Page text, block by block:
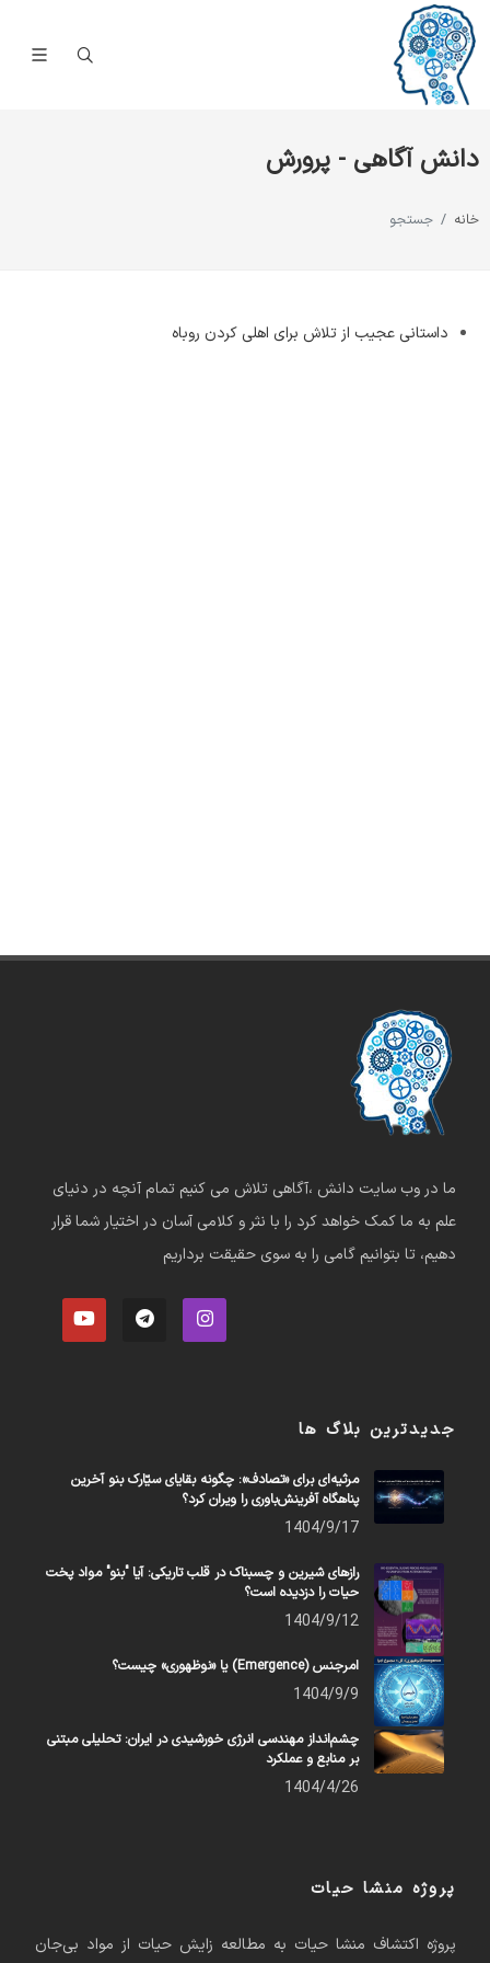
دانش آگاهی - پرورش
خانه جستجو
داستانی عجیب از تلاش برای اهلی کردن روباه
ما در وب سایت دانش ،آگاهی تلاش می کنیم تمام آنچه در دنیای
علم به ما کمک خواهد کرد را با نثر و کلامی آسان در اختیار شما قرار
دهیم، تا بتوانیم گامی را به سوی حقیقت برداریم
جدیدترین بلاگ ها
مرثیه‌ای برای «تصادف»: چگونه بقایای سیّارک بنو آخرین
پناهگاه آفرینش‌باوری را ویران کرد؟
1404/9/17
رازهای شیرین و چسبناک در قلب تاریکی: آیا "بنو" مواد پخت
حیات را دزدیده است؟
1404/9/12
امرجنس (Emergence) یا «نوظهوری» چیست؟
1404/9/9
چشم‌انداز مهندسی انرژی خورشیدی در ایران: تحلیلی مبتنی
بر منابع و عملکرد
1404/4/26
پروژه منشا حیات
پروژه اکتشاف منشا حیات به مطالعه زایش حیات از مواد بی‌جان